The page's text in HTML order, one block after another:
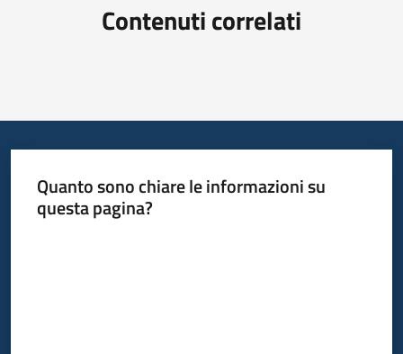
Contenuti correlati
Quanto sono chiare le informazioni su
questa pagina?